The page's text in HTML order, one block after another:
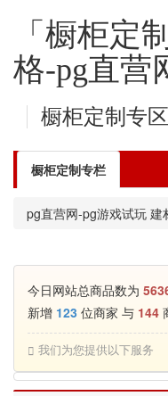
「橱柜定
格-pg直营
橱柜定制专区
橱柜定制专栏
pg直营网-pg游戏试玩 建
今日网站总商品数为
新增 123 位商家 与 144
我们为您提供以下服务